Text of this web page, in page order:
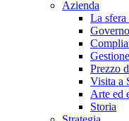
Azienda
La
Prezzo
Visita a
Arte ed
Storia